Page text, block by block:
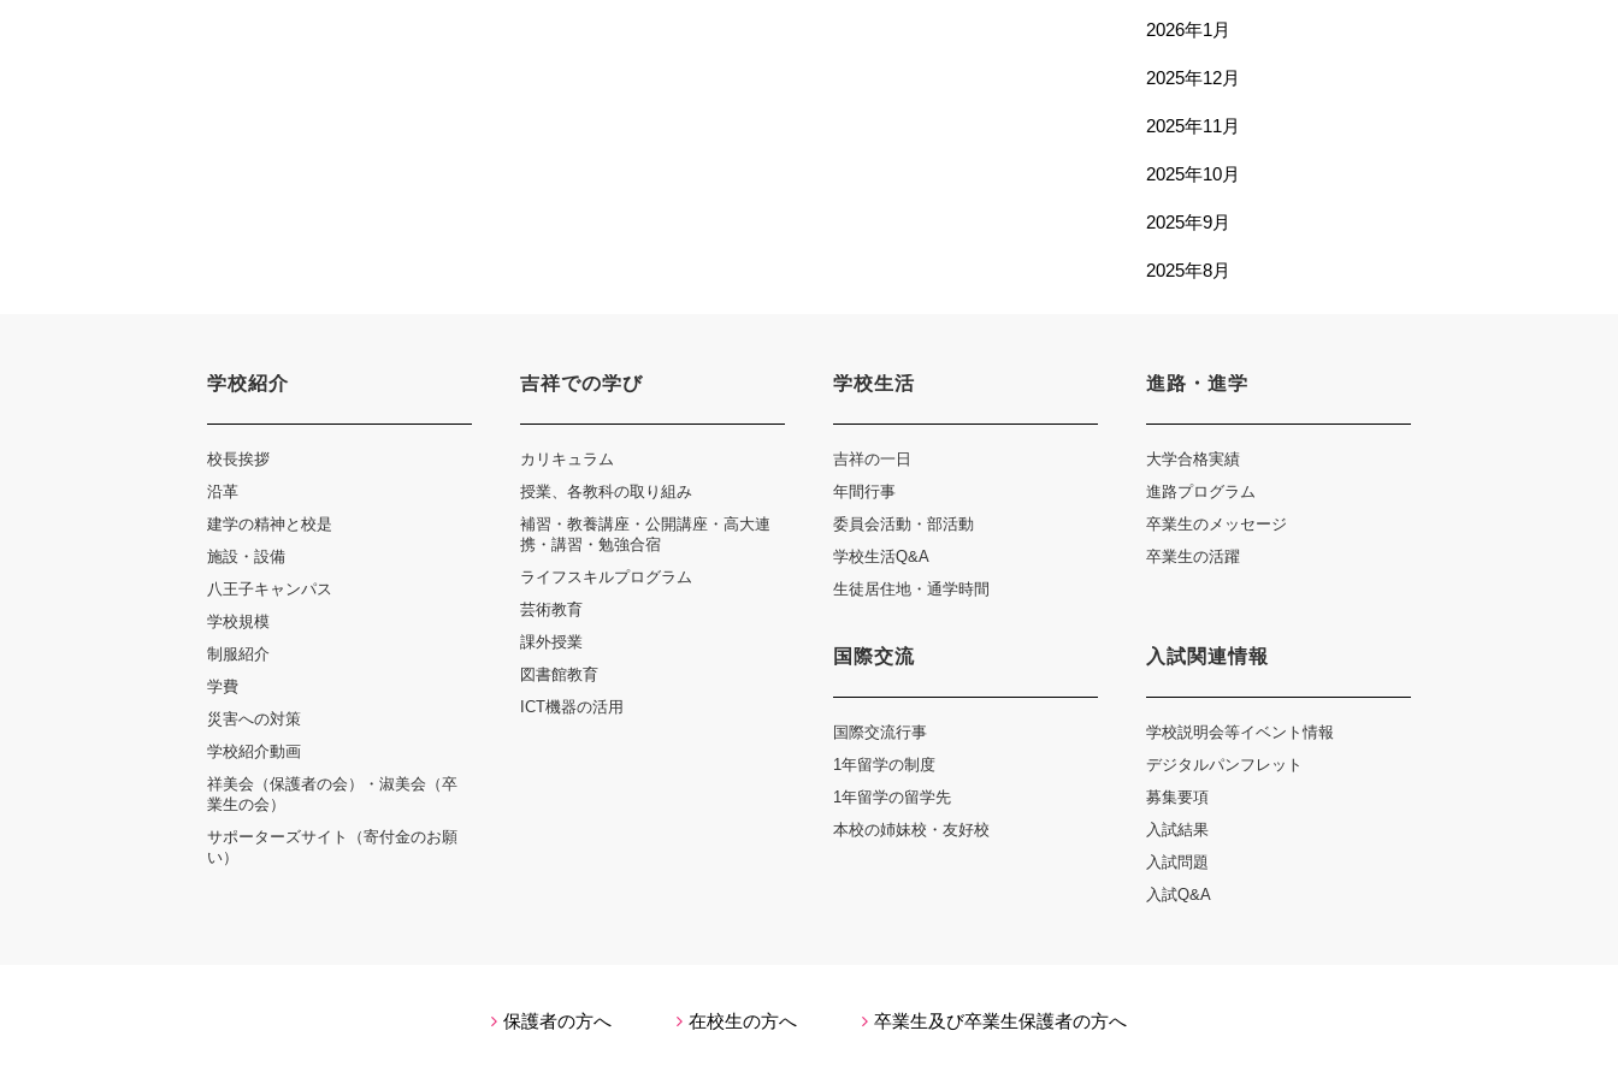
2026年1月
2025年12月
2025年11月
2025年10月
2025年9月
2025年8月
学校紹介
校長挨拶
沿革
建学の精神と校是
施設・設備
八王子キャンパス
学校規模
制服紹介
学費
災害への対策
学校紹介動画
祥美会（保護者の会）・淑美会（卒
業生の会）
サポーターズサイト（寄付金のお願
い）
吉祥での学び
カリキュラム
授業、各教科の取り組み
補習・教養講座・公開講座・高大連
携・講習・勉強合宿
ライフスキルプログラム
芸術教育
課外授業
図書館教育
ICT機器の活用
学校生活
吉祥の一日
年間行事
委員会活動・部活動
学校生活Q&A
生徒居住地・通学時間
進路・進学
大学合格実績
進路プログラム
卒業生のメッセージ
卒業生の活躍
国際交流
国際交流行事
1年留学の制度
1年留学の留学先
本校の姉妹校・友好校
入試関連情報
学校説明会等イベント情報
デジタルパンフレット
募集要項
入試結果
入試問題
入試Q&A
保護者の方へ 在校生の方へ 卒業生及び卒業生保護者の方へ